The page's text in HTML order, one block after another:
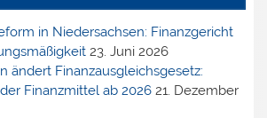
in Niedersachsen: Finanzgericht
23. Juni 2026
ändert Finanzausgleichsgesetz:
Finanzmittel ab 2026 21. Dezember